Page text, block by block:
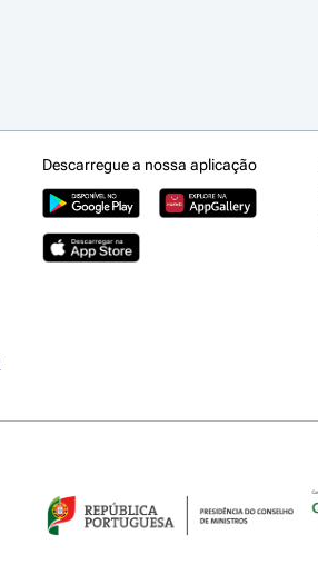
Descarregue a nossa aplicação